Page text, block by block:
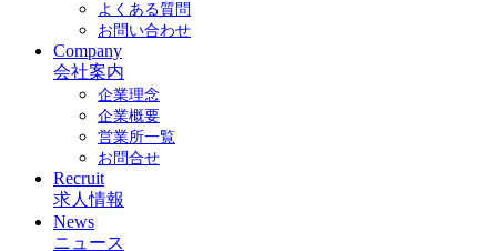
よくある質問
お問い合わせ
Company
会社案内
企業理念
企業概要
営業所一覧
お問合せ
Recruit
求人情報
News
ニュース